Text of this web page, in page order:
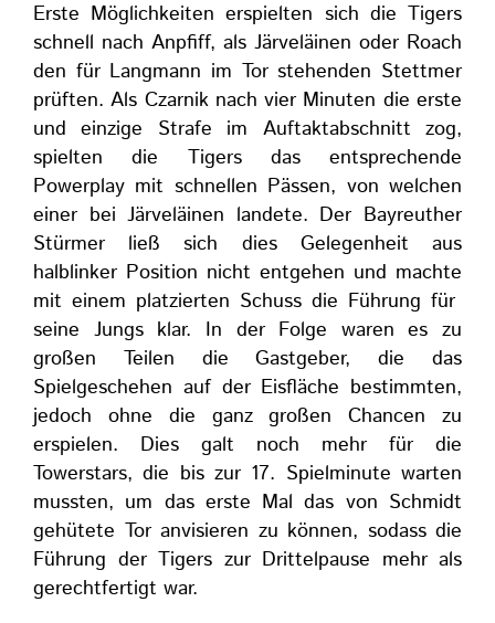
Erste Möglichkeiten erspielten sich die Tigers
schnell nach Anpfiff, als Järveläinen oder Roach
den für Langmann im Tor stehenden Stettmer
prüften. Als Czarnik nach vier Minuten die erste
und einzige Strafe im Auftaktabschnitt zog,
spielten die Tigers das entsprechende
Powerplay mit schnellen Pässen, von welchen
einer bei Järveläinen landete. Der Bayreuther
Stürmer ließ sich dies Gelegenheit aus
halblinker Position nicht entgehen und machte
mit einem platzierten Schuss die Führung für
seine Jungs klar. In der Folge waren es zu
großen Teilen die Gastgeber, die das
Spielgeschehen auf der Eisfläche bestimmten,
jedoch ohne die ganz großen Chancen zu
erspielen. Dies galt noch mehr für die
Towerstars, die bis zur 17. Spielminute warten
mussten, um das erste Mal das von Schmidt
gehütete Tor anvisieren zu können, sodass die
Führung der Tigers zur Drittelpause mehr als
gerechtfertigt war.